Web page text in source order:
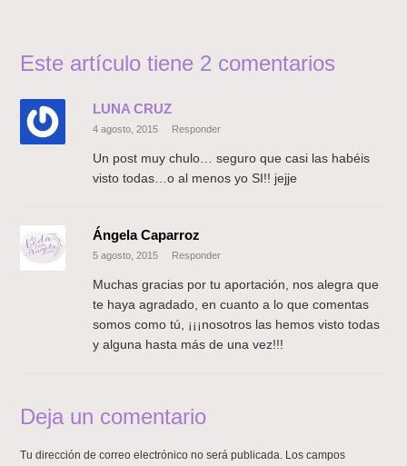
Este artículo tiene 2 comentarios
LUNA CRUZ
4 agosto, 2015 Responder
Un post muy chulo… seguro que casi las habéis
visto todas…o al menos yo SI!! jejje
Ángela Caparroz
5 agosto, 2015 Responder
Muchas gracias por tu aportación, nos alegra que
te haya agradado, en cuanto a lo que comentas
somos como tú, ¡¡¡nosotros las hemos visto todas
y alguna hasta más de una vez!!!
Deja un comentario
Tu dirección de correo electrónico no será publicada. Los campos